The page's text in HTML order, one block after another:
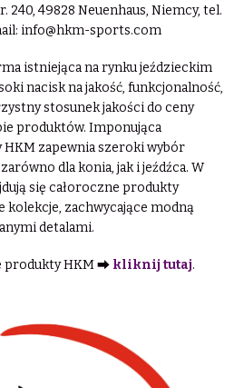
240, 49828 Neuenhaus, Niemcy, tel.
info@hkm-sports.com
istniejąca na rynku jeździeckim
nacisk na jakość, funkcjonalność,
stosunek jakości do ceny
produktów. Imponująca
zapewnia szeroki wybór
dla konia, jak i jeźdźca. W
się całoroczne produkty
kolekcje, zachwycające modną
detalami.
produkty HKM ⮕ kliknij tutaj.